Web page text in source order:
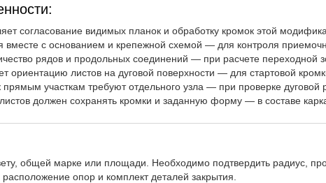
согласование видимых планок и обработку кромок этой
с основанием и крепежной схемой — для контроля
рядов и продольных соединений — при расчете переходной
листов на дуговой поверхности — для стартовой
участкам требуют отдельного узла — при проверке дуговой
должен сохранять кромки и заданную форму — в составе
общей марке или площади. Необходимо подтвердить радиус,
опор и комплект деталей закрытия.